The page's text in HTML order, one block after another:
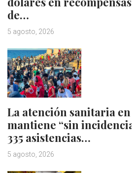
de…
5 agosto, 2026
La atención sanitaria en
mantiene “sin
335 asistencias…
5 agosto, 2026